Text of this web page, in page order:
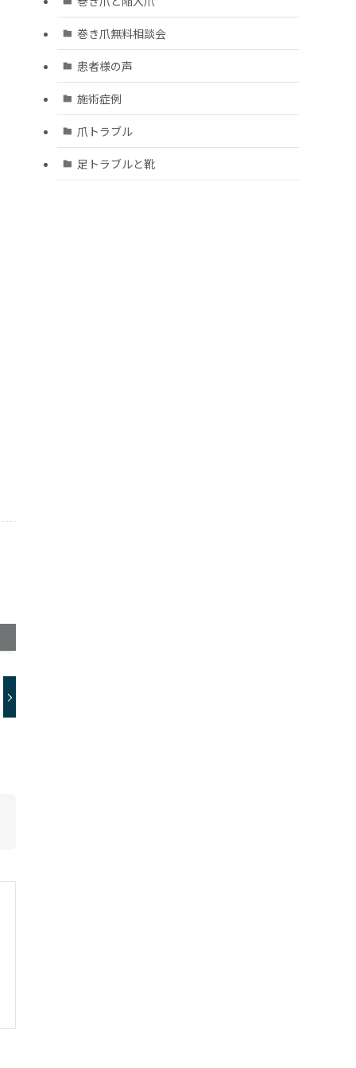
巻き爪無料相談会
患者様の声
施術症例
爪トラブル
足トラブルと靴